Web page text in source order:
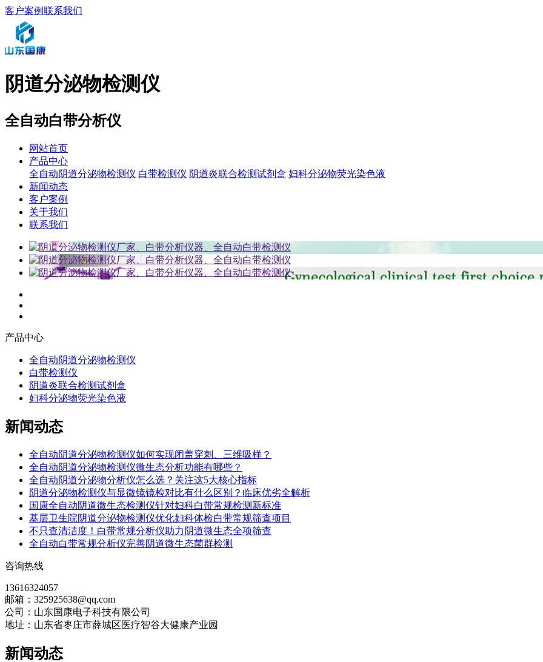
客户案例联系我们
阴道分泌物检测仪
全自动白带分析仪
网站首页
产品中心
全自动阴道分泌物检测仪 白带检测仪 阴道炎联合检测试剂盒 妇科分泌物荧光染色液
新闻动态
客户案例
关于我们
联系我们
产品中心
全自动阴道分泌物检测仪
白带检测仪
阴道炎联合检测试剂盒
妇科分泌物荧光染色液
新闻动态
全自动阴道分泌物检测仪如何实现闭盖穿刺、三维吸样？
全自动阴道分泌物检测仪微生态分析功能有哪些？
全自动阴道分泌物分析仪怎么选？关注这5大核心指标
阴道分泌物检测仪与显微镜镜检对比有什么区别？临床优劣全解析
国康全自动阴道微生态检测仪针对妇科白带常规检测新标准
基层卫生院阴道分泌物检测仪优化妇科体检白带常规筛查项目
不只查清洁度！白带常规分析仪助力阴道微生态全项筛查
全自动白带常规分析仪完善阴道微生态菌群检测
咨询热线
13616324057
邮箱：325925638@qq.com
公司：山东国康电子科技有限公司
地址：山东省枣庄市薛城区医疗智谷大健康产业园
新闻动态